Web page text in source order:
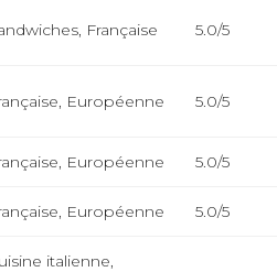
Française 5.0/5
Européenne 5.0/5
Européenne 5.0/5
Européenne 5.0/5
italienne,